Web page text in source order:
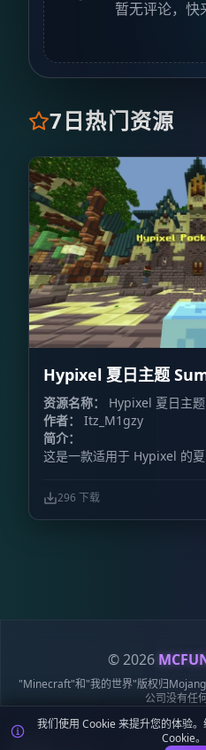
暂无评论，快
7日热门资源
Hypixel 夏日主题
Hypixel
资源名称：
Hypixel 夏日主题
作者：
Itz_M1gzy
简介：
这是一款适用于 Hypixel 的
296 下载
© 2026
"Minecraft"和"我的世界"版权归
公司没有任
隐私政策服务条款Cookie 政策
鄂公网安备
我们使用 Cookie 来提升您的体验
Cookie。